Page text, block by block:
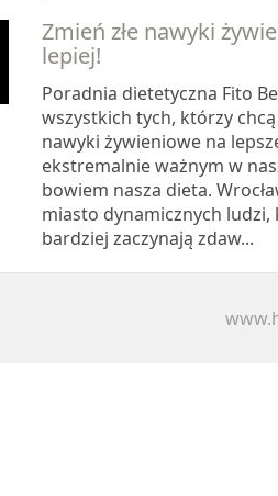
Zmień złe nawyki
lepiej!
Poradnia dietetyczna Fito
wszystkich tych, którzy
nawyki żywieniowe na
ekstremalnie ważnym w
bowiem nasza dieta.
miasto dynamicznych ludzi,
bardziej zaczynają zdaw...